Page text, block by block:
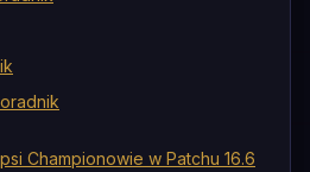
Championowie w Patchu 16.6